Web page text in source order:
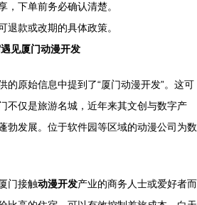
，下单前务必确认清楚。
退款或改期的具体政策。
见厦门动漫开发
的原始信息中提到了“厦门动漫开发”。这可
不仅是旅游名城，近年来其文创与数字产
勃发展。位于软件园等区域的动漫公司为数
门接触动漫开发产业的商务人士或爱好者而